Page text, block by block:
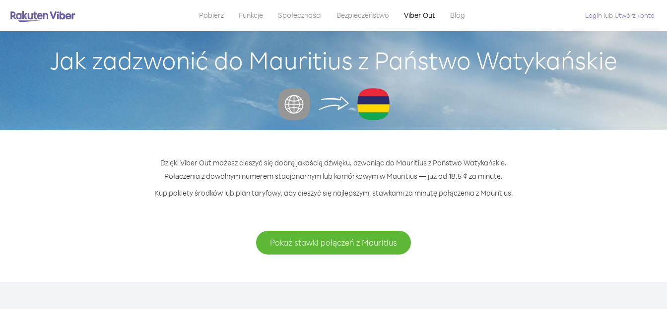
Pobierz Funkcje Społeczności Bezpieczeństwo Viber Out Blog Login lub Utwórz konto
Jak zadzwonić do Mauritius z Państwo Watykańskie
Dzięki Viber Out możesz cieszyć się dobrą jakością dźwięku, dzwoniąc do Mauritius z Państwo Watykańskie.
Połączenia z dowolnym numerem stacjonarnym lub komórkowym w Mauritius — już od 18.5 ¢ za minutę.
Kup pakiety środków lub plan taryfowy, aby cieszyć się najlepszymi stawkami za minutę połączenia z Mauritius.
Pokaż stawki połączeń z Mauritius